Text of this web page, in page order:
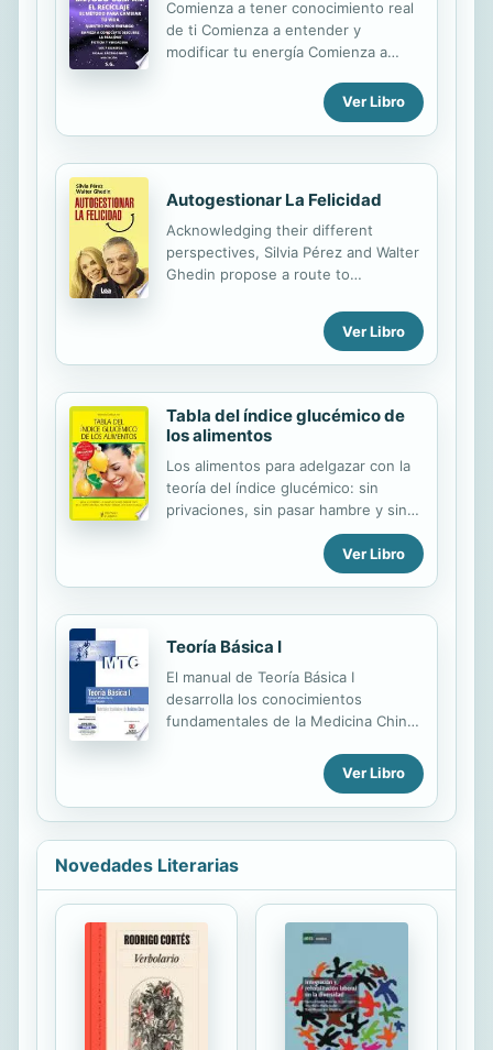
Comienza a tener conocimiento real
de ti Comienza a entender y
modificar tu energía Comienza a
Métodos de meditación hay muchos,
religiones y culturas muchas más,
creencias y mitologías en cantidad,
aunque todas están detrás de la
convirtiendo a la verdad en
diferentes posibilidades. Con el
tiempo se formaron muchas
versiones de la verdad que junto a la
nuestro inconsciente, nos han
alejado cada vez más de nuestro
Ver Libro
Autogestionar La Felicidad
Acknowledging their different
perspectives, Silvia Pérez and Walter
Ghedin propose a route to
meditation exercises, relationship
and sexual advice, and lessons on
how to connect ourselves with how
will define each passage through life
and help find a way towards
Ver Libro
Tabla del índice glucémico de
los alimentos
Los alimentos para adelgazar con la
teoría del índice glucémico: sin
privaciones, sin pasar hambre y sin
perder el tiempo contando calorías
Ver Libro
Teoría Básica I
El manual de Teoría Básica I
desarrolla los conocimientos
fundamentales de la Medicina China,
Yang y 5 Fases) hasta los conceptos
más avanzados, como fisiología,
etiología y fisiopatología. Este texto
presentándolos desde la máxima
complejidad necesario para su
comprensión.
Ver Libro
Novedades Literarias